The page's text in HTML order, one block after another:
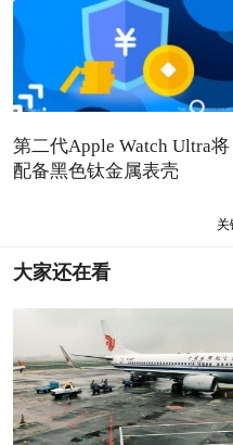
第二代Apple Watch Ultra将
配备黑色钛金属表壳
关
大家还在看